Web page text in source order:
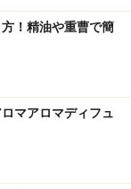
！精油や重曹で簡
マアロマディフュ